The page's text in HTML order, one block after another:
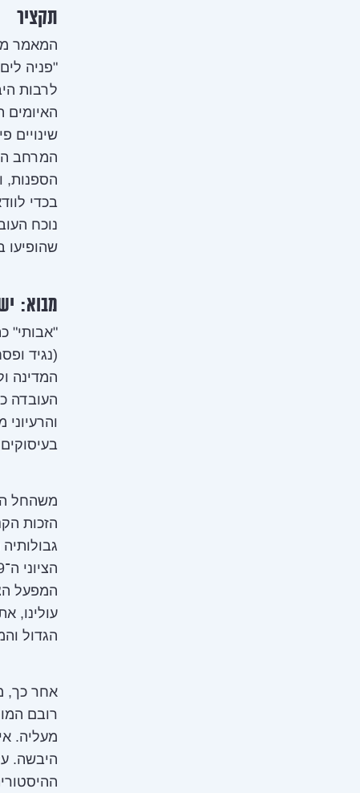
תקציר
"פניה
לרבות
האיומים
שינויים
המרחב
הספנות,
בכדי
נוכח
שהופיעו
מבוא:
"אבותי"
המדינה
העובדה
משהחל
הזכות
המפעל
עולינו,
הגדול
אחר כך,
רובם
מעליה.
היבשה.